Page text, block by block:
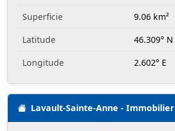
Superficie
9.06 km²
Latitude
46.309° N
Longitude
2.602° E
Lavault-Sainte-Anne - Immobilier